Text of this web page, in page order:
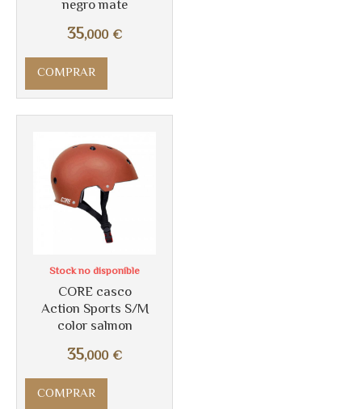
negro mate
35,000 €
COMPRAR
CORE casco
Action Sports S/M
color salmon
35,000 €
Stock no disponible
COMPRAR
Más info
Más info